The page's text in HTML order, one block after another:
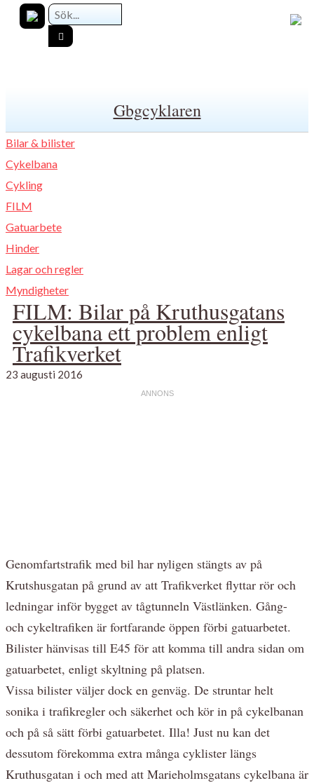
Gbgcyklaren
Bilar & bilister
Cykelbana
Cykling
FILM
Gatuarbete
Hinder
Lagar och regler
Myndigheter
FILM: Bilar på Kruthusgatans
cykelbana ett problem enligt
Trafikverket
23 augusti 2016
Genomfartstrafik med bil har nyligen stängts av på
Krutshusgatan på grund av att Trafikverket flyttar rör och
ledningar inför bygget av tågtunneln Västlänken. Gång-
och cykeltrafiken är fortfarande öppen förbi gatuarbetet.
Bilister hänvisas till E45 för att komma till andra sidan om
gatuarbetet, enligt skyltning på platsen.
Vissa bilister väljer dock en genväg. De struntar helt
sonika i trafikregler och säkerhet och kör in på cykelbanan
och på så sätt förbi gatuarbetet. Illa! Just nu kan det
dessutom förekomma extra många cyklister längs
Kruthusgatan i och med att Marieholmsgatans cykelbana är